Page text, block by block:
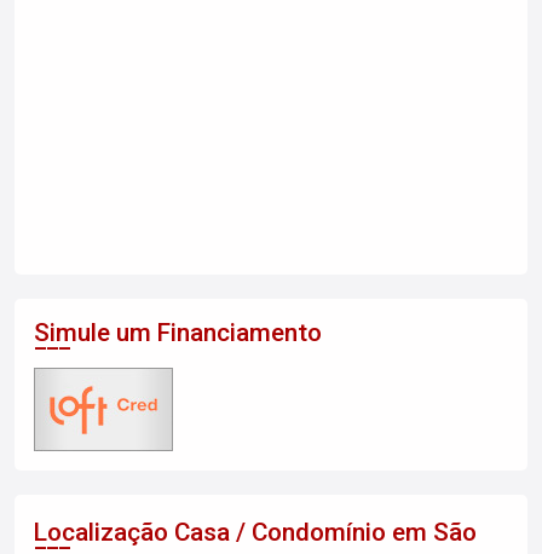
Simule um Financiamento
Localização Casa / Condomínio em São